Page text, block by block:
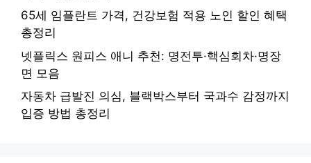
65세 임플란트 가격, 건강보험 적용 노인 할인 혜택
총정리
넷플릭스 원피스 애니 추천: 명전투·핵심회차·명장
면 모음
자동차 급발진 의심, 블랙박스부터 국과수 감정까지
입증 방법 총정리